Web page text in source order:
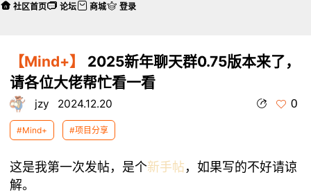
【Mind+】
2025新年聊天群0.75版本来了，
请各位大佬帮忙看一看
jzy 2024.12.20 0
#Mind+ #项目分享
这是我第一次发帖，是个新手帖，如果写的不好请谅
解。
社区首页 论坛 商城 登录